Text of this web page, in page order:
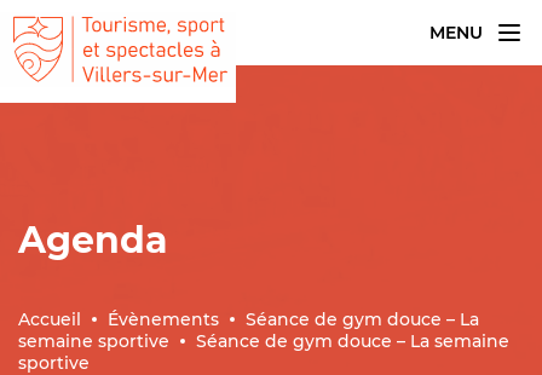
MENU
Accueil Évènements
Séance de gym douce – La
semaine sportive
Séance de gym douce – La semaine
sportive
Agenda